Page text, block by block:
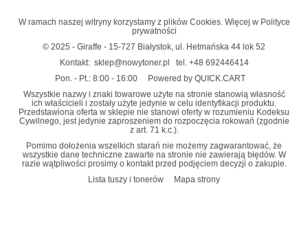
W ramach naszej witryny korzystamy z plików Cookies. Więcej w Polityce
prywatności
© 2025 - Giraffe - 15-727 Białystok, ul. Hetmańska 44 lok 52
Kontakt: sklep@nowytoner.pl tel. +48 692446414
Pon. - Pt.: 8:00 - 16:00
Powered by QUICK.CART
Wszystkie nazwy i znaki towarowe użyte na stronie stanowią własność
ich właścicieli i zostały użyte jedynie w celu identyfikacji produktu.
Przedstawiona oferta w sklepie nie stanowi oferty w rozumieniu Kodeksu
Cywilnego, jest jedynie zaproszeniem do rozpoczęcia rokowań (zgodnie
z art. 71 k.c.).
Pomimo dołożenia wszelkich starań nie możemy zagwarantować, że
wszystkie dane techniczne zawarte na stronie nie zawierają błędów. W
razie wątpliwości prosimy o kontakt przed podjęciem decyzji o zakupie.
Lista tuszy i tonerów
Mapa strony